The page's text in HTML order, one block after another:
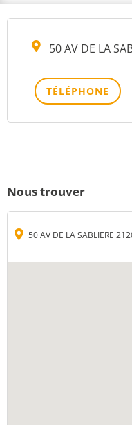
50 AV DE LA
TÉLÉPHONE
Nous trouver
50 AV DE LA SABLIERE